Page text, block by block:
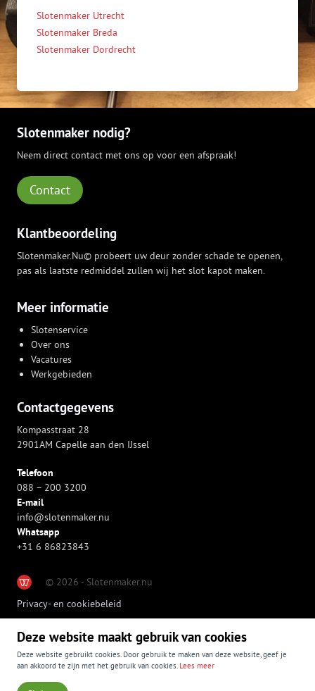
Slotenmaker Utrecht
Slotenmaker Breda
Slotenmaker Dordrecht
Slotenmaker nodig?
Neem direct contact met ons op voor een afspraak!
Contact
Klantbeoordeling
Slotenmaker.Nu© probeert uw deur zonder schade te openen,
pas als laatste redmiddel zullen wij het slot kapot maken.
Meer informatie
Slotenservice
Over ons
Vacatures
Werkgebieden
Contactgegevens
Kompasstraat 28
2901AM Capelle aan den IJssel
Telefoon
088 – 200 3200
E-mail
info@slotenmaker.nu
Whatsapp
+31 6 86823843
© 2026 - Slotenmaker.nu
Privacy- en cookiebeleid
Deze website maakt gebruik van cookies
Deze website gebruikt cookies. Door gebruik te maken van deze website, geef je
aan akkoord te zijn met het gebruik van cookies. Lees meer